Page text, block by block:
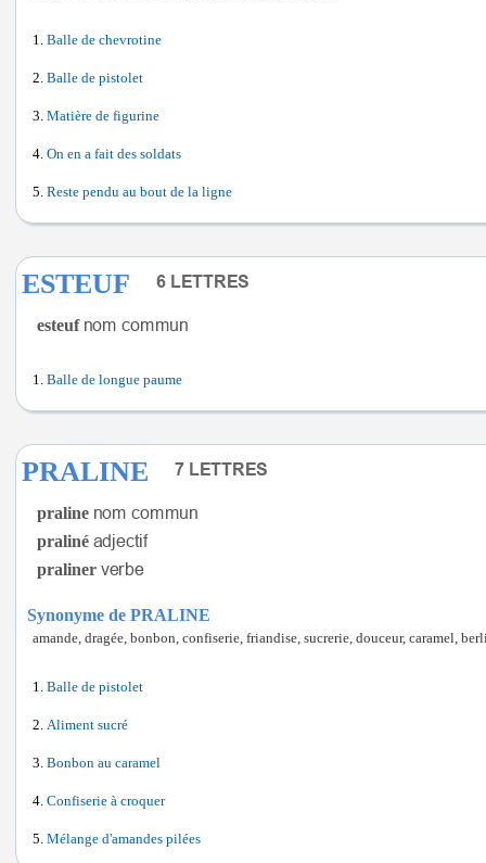
Balle de chevrotine
Balle de pistolet
Matière de figurine
On en a fait des soldats
Reste pendu au bout de la ligne
ESTEUF
esteuf
Balle de longue paume
PRALINE
praline
praliné
praliner
Synonyme de PRALINE
amande, dragée, bonbon, confiserie, friandise, sucrerie, douceur, caramel,
Balle de pistolet
Aliment sucré
Bonbon au caramel
Confiserie à croquer
Mélange d'amandes pilées